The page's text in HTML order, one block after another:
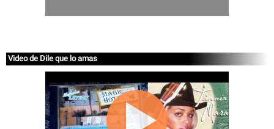
Video de Dile que lo amas